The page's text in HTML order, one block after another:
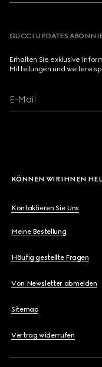
GUCCI UPDATES
Erhalten Sie exklusive
Mitteilungen und weitere
E-Mail
KÖNNEN WIR IHNEN
Kontaktieren Sie Uns
Meine Bestellung
Häufig gestellte Fragen
Von Newsletter abmelden
Sitemap
Vertrag widerrufen